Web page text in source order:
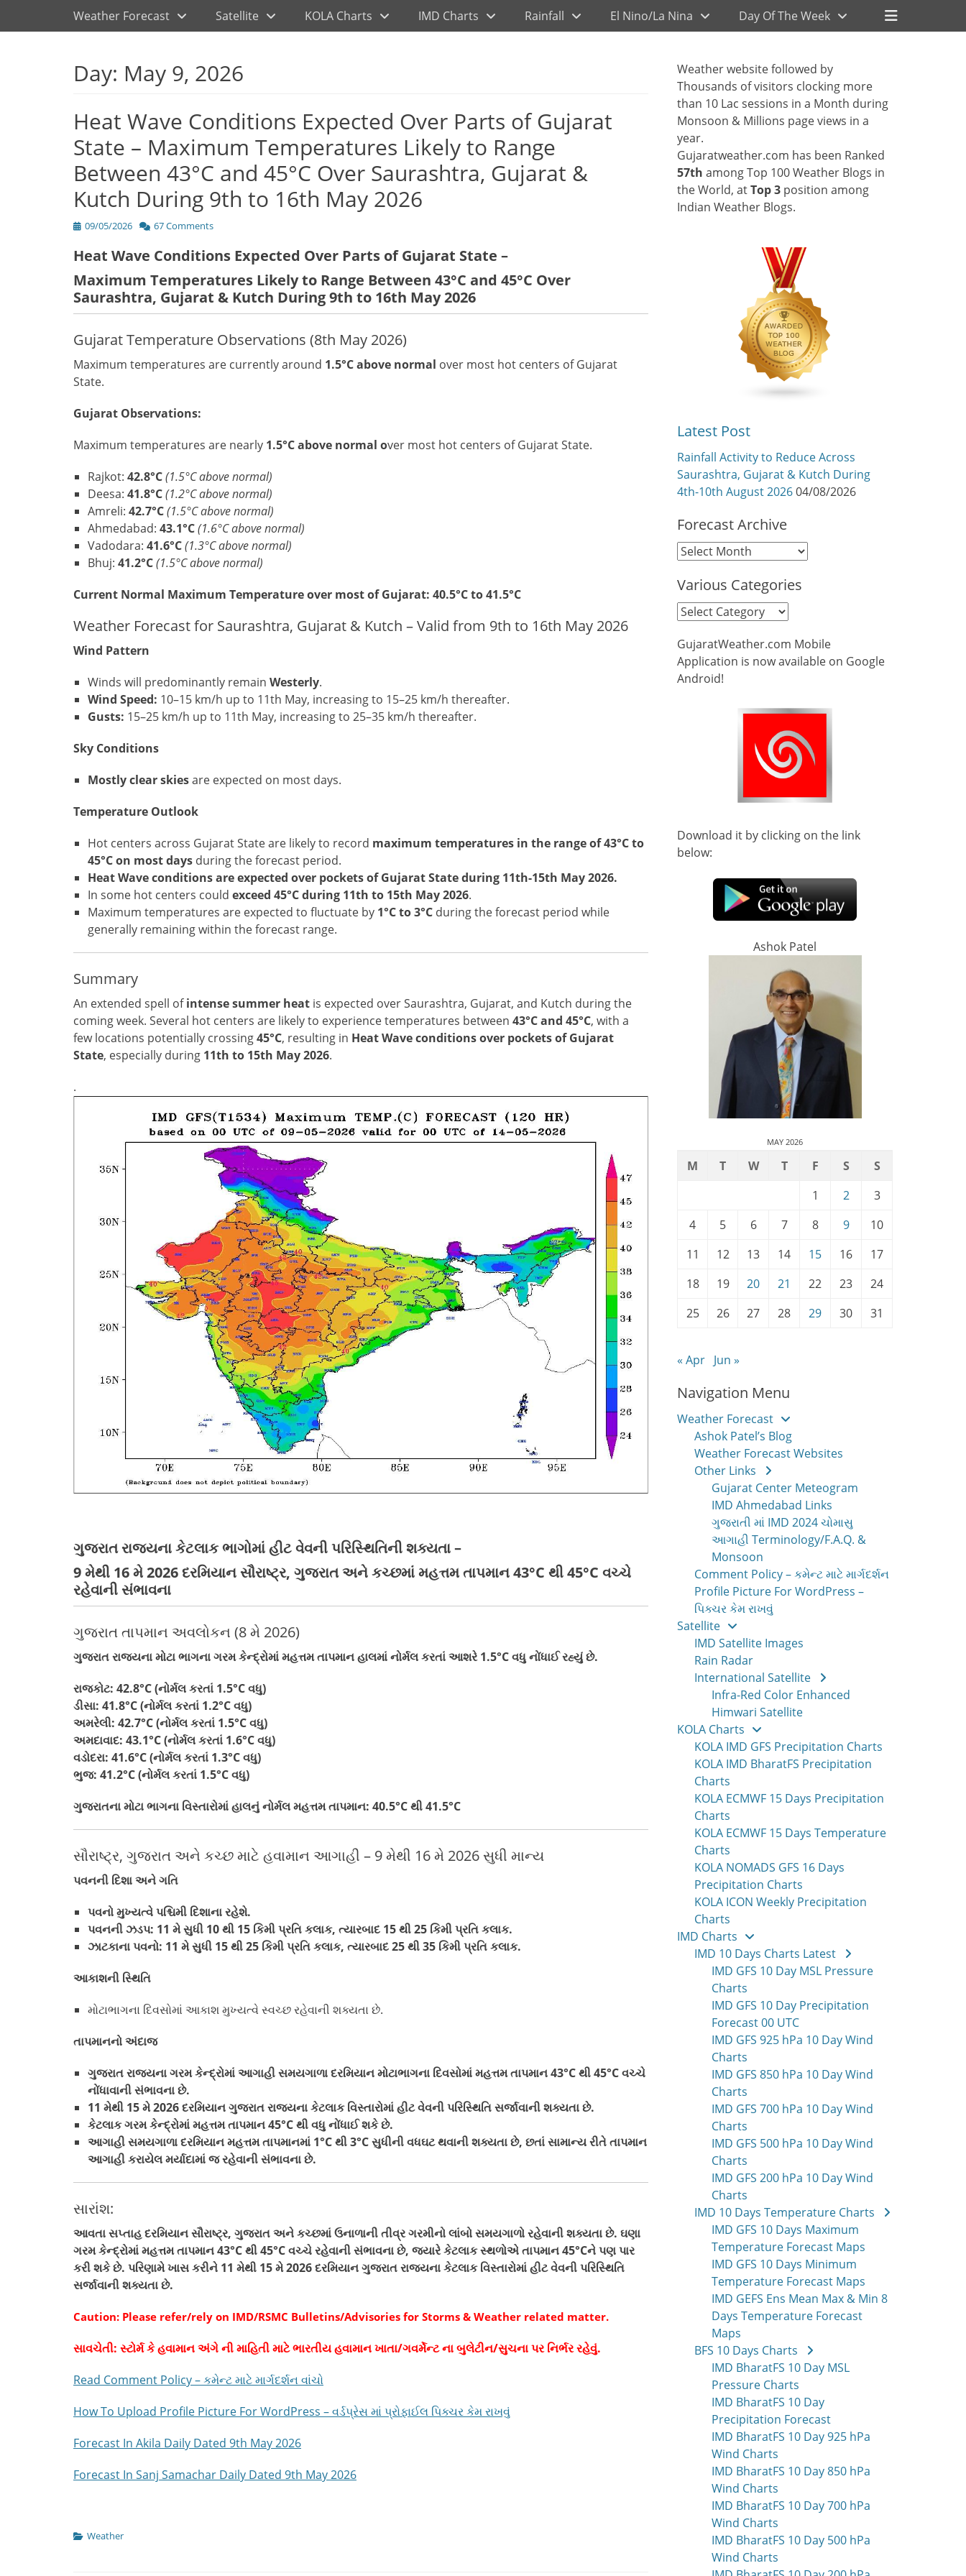
Primary Menu
SkipWeather Forecast Satellite KOLA Charts IMD Charts Rainfall El Nino/La Nina Day Of The Week
Header
Toggle
Day: May 9, 2026
Heat Wave Conditions Expected Over Parts of Gujarat
State – Maximum Temperatures Likely to Range
Between 43°C and 45°C Over Saurashtra, Gujarat &
Kutch During 9th to 16th May 2026
Posted
09/05/2026 67 Comments
Heat Wave Conditions Expected Over Parts of Gujarat State –
Maximum Temperatures Likely to Range Between 43°C and 45°C Over
Saurashtra, Gujarat & Kutch During 9th to 16th May 2026
Gujarat Temperature Observations (8th May 2026)
Maximum temperatures are currently around 1.5°C above normal over most hot centers of Gujarat
State.
Gujarat Observations:
Maximum temperatures are nearly 1.5°C above normal over most hot centers of Gujarat State.
Rajkot: 42.8°C(1.5°C above normal)
Deesa: 41.8°C(1.2°C above normal)
Amreli: 42.7°C(1.5°C above normal)
Ahmedabad: 43.1°C(1.6°C above normal)
Vadodara: 41.6°C(1.3°C above normal)
Bhuj: 41.2°C(1.5°C above normal)
Current Normal Maximum Temperature over most of Gujarat: 40.5°C to 41.5°C
Weather Forecast for Saurashtra, Gujarat & Kutch – Valid from 9th to 16th May 2026
Wind Pattern
Winds will predominantly remain Westerly.
Wind Speed: 10–15 km/h up to 11th May, increasing to 15–25 km/h thereafter.
Gusts: 15–25 km/h up to 11th May, increasing to 25–35 km/h thereafter.
Sky Conditions
Mostly clear skiesare expected on most days.
Temperature Outlook
Hot centers across Gujarat State are likely to record maximum temperatures in the range of 43°C to
45°C on most days during the forecast period.
Heat Wave conditions are expected over pockets of Gujarat State during 11th-15th May 2026.
In some hot centers could exceed 45°C during 11th to 15th May 2026.
Maximum temperatures are expected to fluctuate by 1°C to 3°C during the forecast period while
generally remaining within the forecast range.
Summary
An extended spell ofintense summer heat is expected over Saurashtra, Gujarat, and Kutch during the
coming week. Several hot centers are likely to experience temperatures between 43°C and 45°C, with a
few locations potentially crossing45°C, resulting in Heat Wave conditions over pockets of Gujarat
State, especially during 11th to 15th May 2026.
.
ગુજરાત રાજ્યના કેટલાક ભાગોમાં હીટ વેવની પરિસ્થિતિની શક્યતા –
9 મેથી 16 મે 2026 દરમિયાન સૌરાષ્ટ્ર, ગુજરાત અને કચ્છમાં મહત્તમ તાપમાન 43°C થી 45°C વચ્ચે
રહેવાની સંભાવના
ગુજરાત તાપમાન અવલોકન (8 મે 2026)
ગુજરાત રાજ્યના મોટા ભાગના ગરમ કેન્દ્રોમાં મહત્તમ તાપમાન હાલમાં નોર્મલ કરતાં આશરે 1.5°C વધુ નોંધાઈ રહ્યું છે.
રાજકોટ: 42.8°C (નોર્મલ કરતાં 1.5°C વધુ)
ડીસા: 41.8°C (નોર્મલ કરતાં 1.2°C વધુ)
અમરેલી: 42.7°C (નોર્મલ કરતાં 1.5°C વધુ)
અમદાવાદ: 43.1°C (નોર્મલ કરતાં 1.6°C વધુ)
વડોદરા: 41.6°C (નોર્મલ કરતાં 1.3°C વધુ)
ભુજ: 41.2°C (નોર્મલ કરતાં 1.5°C વધુ)
ગુજરાતના મોટા ભાગના વિસ્તારોમાં હાલનું નોર્મલ મહત્તમ તાપમાન: 40.5°C થી 41.5°C
સૌરાષ્ટ્ર, ગુજરાત અને કચ્છ માટે હવામાન આગાહી – 9 મેથી 16 મે 2026 સુધી માન્ય
પવનની દિશા અને ગતિ
પવનો મુખ્યત્વે પશ્ચિમી દિશાના રહેશે.
પવનની ઝડપ: 11 મે સુધી 10 થી 15 કિમી પ્રતિ કલાક, ત્યારબાદ 15 થી 25 કિમી પ્રતિ કલાક.
ઝાટકાના પવનો: 11 મે સુધી 15 થી 25 કિમી પ્રતિ કલાક, ત્યારબાદ 25 થી 35 કિમી પ્રતિ કલાક.
આકાશની સ્થિતિ
મોટાભાગના દિવસોમાં આકાશ મુખ્યત્વે સ્વચ્છ રહેવાની શક્યતા છે.
તાપમાનનો અંદાજ
ગુજરાત રાજ્યના ગરમ કેન્દ્રોમાં આગાહી સમયગાળા દરમિયાન મોટાભાગના દિવસોમાં મહત્તમ તાપમાન 43°C થી 45°C વચ્ચે
નોંધાવાની સંભાવના છે.
11 મેથી 15 મે 2026 દરમિયાન ગુજરાત રાજ્યના કેટલાક વિસ્તારોમાં હીટ વેવની પરિસ્થિતિ સર્જાવાની શક્યતા છે.
કેટલાક ગરમ કેન્દ્રોમાં મહત્તમ તાપમાન 45°C થી વધુ નોંધાઈ શકે છે.
આગાહી સમયગાળા દરમિયાન મહત્તમ તાપમાનમાં 1°C થી 3°C સુધીની વધઘટ થવાની શક્યતા છે, છતાં સામાન્ય રીતે તાપમાન
આગાહી કરાયેલ મર્યાદામાં જ રહેવાની સંભાવના છે.
સારાંશ:
આવતા સપ્તાહ દરમિયાન સૌરાષ્ટ્ર, ગુજરાત અને કચ્છમાં ઉનાળાની તીવ્ર ગરમીનો લાંબો સમયગાળો રહેવાની શક્યતા છે. ઘણા
ગરમ કેન્દ્રોમાં મહત્તમ તાપમાન 43°C થી 45°C વચ્ચે રહેવાની સંભાવના છે, જ્યારે કેટલાક સ્થળોએ તાપમાન 45°Cને પણ પાર
કરી શકે છે. પરિણામે ખાસ કરીને 11 મેથી 15 મે 2026 દરમિયાન ગુજરાત રાજ્યના કેટલાક વિસ્તારોમાં હીટ વેવની પરિસ્થિતિ
સર્જાવાની શક્યતા છે.
Caution: Please refer/rely on IMD/RSMC Bulletins/Advisories for Storms & Weather related matter.
સાવચેતી: સ્ટોર્મ કે હવામાન અંગે ની માહિતી માટે ભારતીય હવામાન ખાતા/ગવર્મેન્ટ ના બુલેટીન/સુચના પર નિર્ભર રહેવું.
Read Comment Policy – કમેન્ટ માટે માર્ગદર્શન વાંચો
How To Upload Profile Picture For WordPress – વર્ડપ્રેસ માં પ્રોફાઈલ પિક્ચર કેમ રાખવું
Forecast In Akila Daily Dated 9th May 2026
Forecast In Sanj Samachar Daily Dated 9th May 2026
Categories
Weather
Weather website followed by
Thousands of visitors clocking more
than 10 Lac sessions in a Month during
Monsoon & Millions page views in a
year.
Gujaratweather.com has been Ranked
57th among Top 100 Weather Blogs in
the World, atTop 3 position among
Indian Weather Blogs.
Latest Post
Rainfall Activity to Reduce Across
Saurashtra, Gujarat & Kutch During
4th-10th August 202604/08/2026
Forecast Archive
Forecast
Various Categories
Various
GujaratWeather.com Mobile
Application is now available on Google
Android!
Download it by clicking on the link
below:
Ashok Patel
MAY 2026
M T W T F S
S
1
2
3
4
5 6 7 8 9
10
11
12 13 14 15 16
17
18
19 20 21 22 23
24
25
26 27 28 29 30 31
« Apr Jun »
Navigation Menu
Weather Forecast
Ashok Patel’s Blog
Weather Forecast Websites
Other Links
Gujarat Center Meteogram
IMD Ahmedabad Links
ગુજરાતી માં IMD 2024 ચોમાસુ
આગાહી Terminology/F.A.Q. &
Monsoon
Comment Policy – કમેન્ટ માટે માર્ગદર્શન
Profile Picture For WordPress –
પિક્ચર કેમ રાખવું
Satellite
IMD Satellite Images
Rain Radar
International Satellite
Infra-Red Color Enhanced
Himwari Satellite
KOLA Charts
KOLA IMD GFS Precipitation Charts
KOLA IMD BharatFS Precipitation
Charts
KOLA ECMWF 15 Days Precipitation
Charts
KOLA ECMWF 15 Days Temperature
Charts
KOLA NOMADS GFS 16 Days
Precipitation Charts
KOLA ICON Weekly Precipitation
Charts
IMD Charts
IMD 10 Days Charts Latest
IMD GFS 10 Day MSL Pressure
Charts
IMD GFS 10 Day Precipitation
Forecast 00 UTC
IMD GFS 925 hPa 10 Day Wind
Charts
IMD GFS 850 hPa 10 Day Wind
Charts
IMD GFS 700 hPa 10 Day Wind
Charts
IMD GFS 500 hPa 10 Day Wind
Charts
IMD GFS 200 hPa 10 Day Wind
Charts
IMD 10 Days Temperature Charts
IMD GFS 10 Days Maximum
Temperature Forecast Maps
IMD GFS 10 Days Minimum
Temperature Forecast Maps
IMD GEFS Ens Mean Max & Min 8
Days Temperature Forecast
Maps
BFS 10 Days Charts
IMD BharatFS 10 Day MSL
Pressure Charts
IMD BharatFS 10 Day
Precipitation Forecast
IMD BharatFS 10 Day 925 hPa
Wind Charts
IMD BharatFS 10 Day 850 hPa
Wind Charts
IMD BharatFS 10 Day 700 hPa
Wind Charts
IMD BharatFS 10 Day 500 hPa
Wind Charts